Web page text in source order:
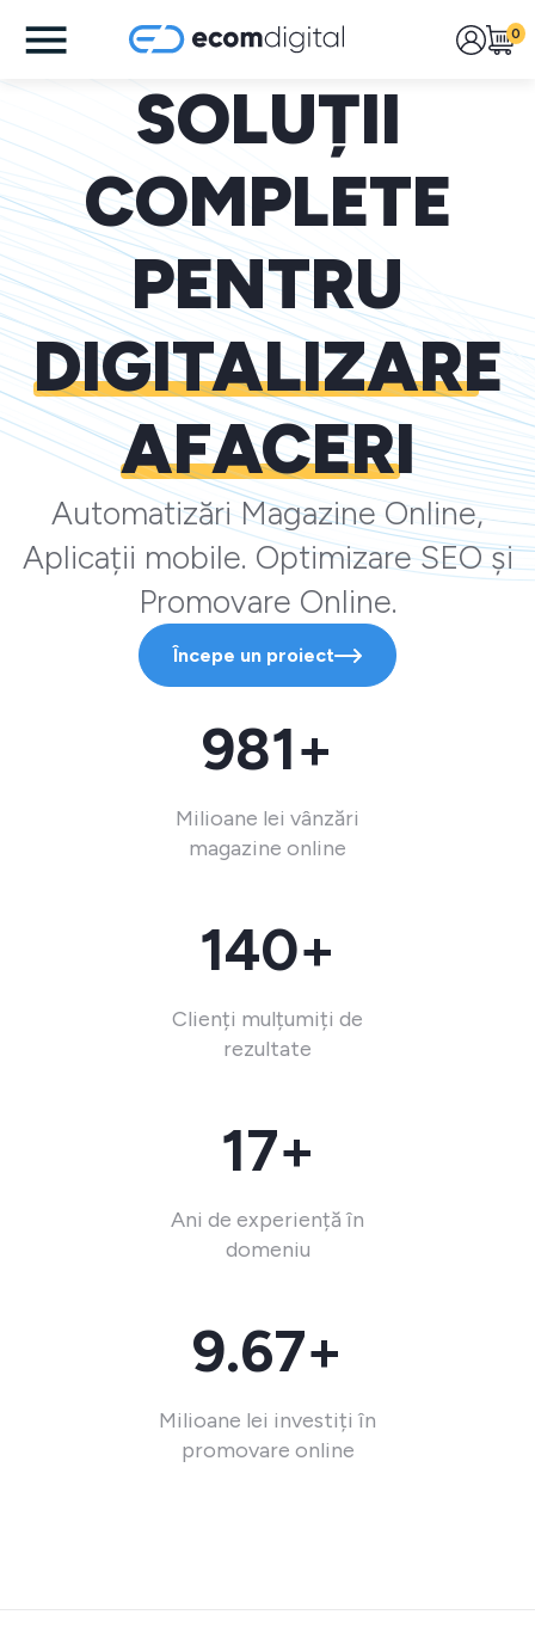
0
SOLUȚII
COMPLETE
PENTRU
DIGITALIZARE
AFACERI
Automatizări Magazine Online,
Aplicații mobile. Optimizare SEO și
Promovare Online.
Începe un proiect
981+
Milioane lei vânzări
magazine online
140+
Clienți mulțumiți de
rezultate
17+
Ani de experiență în
domeniu
9.67+
Milioane lei investiți în
promovare online